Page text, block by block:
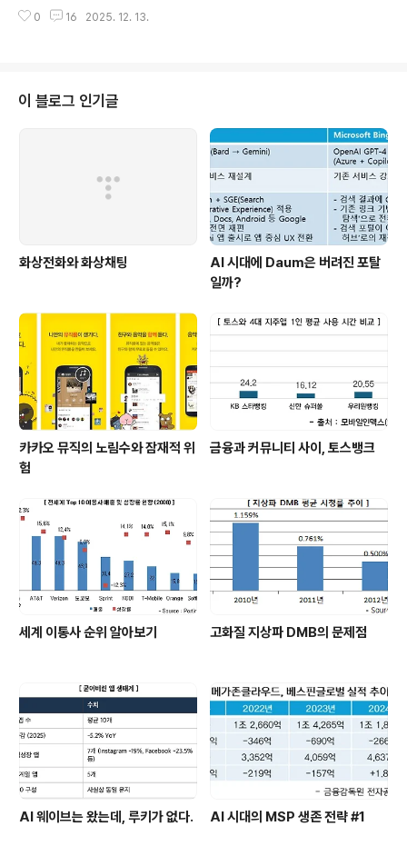
Web에서도 존재하는 문제이지만 작은 화면에서의 광고
를 보여주고 있다. 2010년 전세계 스마트폰 판매량은 28,
면 많은 성장을 하였다. 이통사별로 구분을 해보자면 SKT
가 42만명 정도로 가장 많고, KT가 36만명 정도의 가입
자를 확보하고 있다. 전체로는 78.7만명에 이른다. 아이폰
덕분인지 전체 M/S 비율을 고려하면 KT의 스마트폰 이용
자가 상대적으로 많은 편이다.현재 국내 스마트폰 단말을
0 16 2025. 12. 13.
이 블로그 인기글
화상전화와 화상채팅
AI 시대에 Daum은 버려진 포탈
일까?
카카오 뮤직의 노림수와 잠재적 위
험
금융과 커뮤니티 사이, 토스뱅크
세계 이통사 순위 알아보기 고화질 지상파 DMB의 문제점
AI 웨이브는 왔는데, 루키가 없다. AI 시대의 MSP 생존 전략 #1